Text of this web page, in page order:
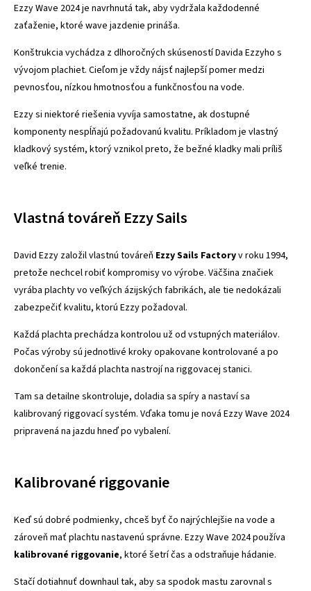
Ezzy Wave 2024 je navrhnutá tak, aby vydržala každodenné
zaťaženie, ktoré wave jazdenie prináša.
Konštrukcia vychádza z dlhoročných skúseností Davida Ezzyho s
vývojom plachiet. Cieľom je vždy nájsť najlepší pomer medzi
pevnosťou, nízkou hmotnosťou a funkčnosťou na vode.
Ezzy si niektoré riešenia vyvíja samostatne, ak dostupné
komponenty nespĺňajú požadovanú kvalitu. Príkladom je vlastný
kladkový systém, ktorý vznikol preto, že bežné kladky mali príliš
veľké trenie.
Vlastná továreň Ezzy Sails
David Ezzy založil vlastnú továreň Ezzy Sails Factoryv roku 1994,
pretože nechcel robiť kompromisy vo výrobe. Väčšina značiek
vyrába plachty vo veľkých ázijských fabrikách, ale tie nedokázali
zabezpečiť kvalitu, ktorú Ezzy požadoval.
Každá plachta prechádza kontrolou už od vstupných materiálov.
Počas výroby sú jednotlivé kroky opakovane kontrolované a po
dokončení sa každá plachta nastrojí na riggovacej stanici.
Tam sa detailne skontroluje, doladia sa spíry a nastaví sa
kalibrovaný riggovací systém. Vďaka tomu je nová Ezzy Wave 2024
pripravená na jazdu hneď po vybalení.
Kalibrované riggovanie
Keď sú dobré podmienky, chceš byť čo najrýchlejšie na vode a
zároveň mať plachtu nastavenú správne. Ezzy Wave 2024 používa
kalibrované riggovanie, ktoré šetrí čas a odstraňuje hádanie.
Stačí dotiahnuť downhaul tak, aby sa spodok mastu zarovnal s